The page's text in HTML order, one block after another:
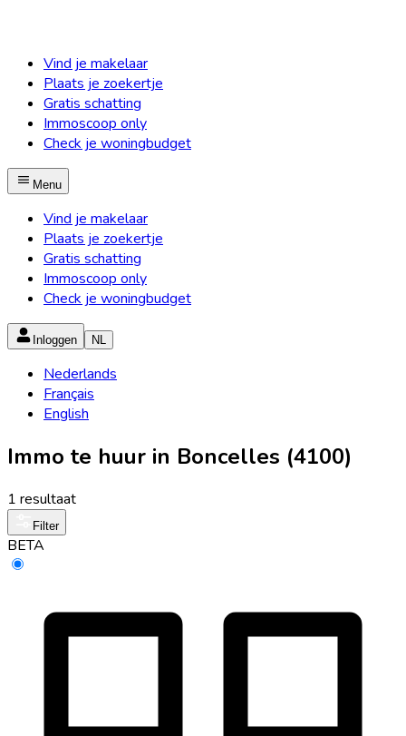
Vind je makelaar
Plaats je zoekertje
Gratis schatting
Immoscoop only
Check je woningbudget
Menu
Vind je makelaar
Plaats je zoekertje
Gratis schatting
Immoscoop only
Check je woningbudget
Inloggen NL
Nederlands
Français
English
Immo te huur in Boncelles (4100)
1 resultaat
Filter
BETA